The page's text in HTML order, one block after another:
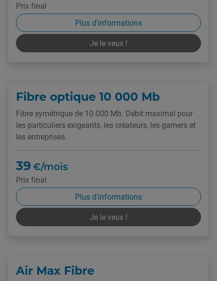
Prix final
Plus d'informations
Je le veux !
Fibre optique 10 000 Mb
Fibre symétrique de 10 000 Mb. Débit maximal pour
les particuliers exigeants, les créateurs, les gamers et
les entreprises.
39 €/mois
Prix final
Plus d'informations
Je le veux !
Air Max Fibre